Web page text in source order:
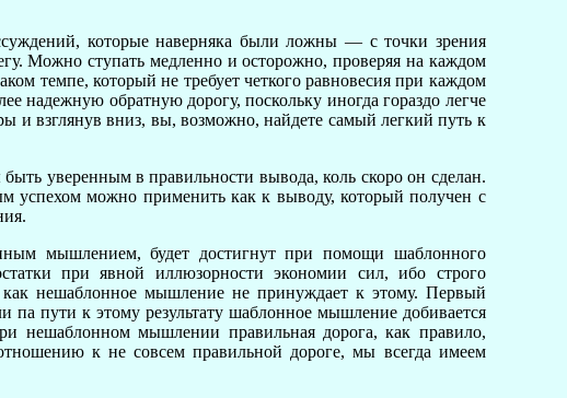
которые наверняка были ложны — с точки зрения
Можно ступать медленно и осторожно, проверяя на каждом
темпе, который не требует четкого равновесия при каждом
надежную обратную дорогу, поскольку иногда гораздо легче
и взглянув вниз, вы, возможно, найдете самый легкий путь к
уверенным в правильности вывода, коль скоро он сделан.
успехом можно применить как к выводу, который получен с
мышлением, будет достигнут при помощи шаблонного
при явной иллюзорности экономии сил, ибо строго
нешаблонное мышление не принуждает к этому. Первый
па пути к этому результату шаблонное мышление добивается
нешаблонном мышлении правильная дорога, как правило,
к не совсем правильной дороге, мы всегда имеем